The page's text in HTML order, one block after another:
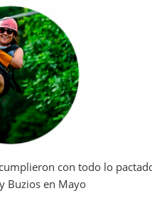
con todo lo
Buzios en Mayo